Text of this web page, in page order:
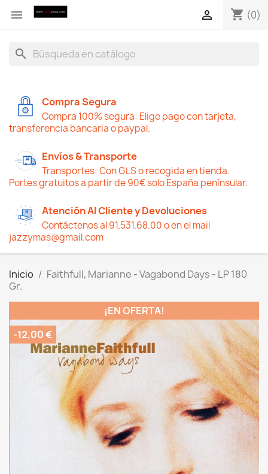
 shopping_cart (0)

search
Compra Segura
Compra 100% segura: Elige pago con tarjeta,
transferencia bancaria o paypal.
Envíos & Transporte
Transportes: Con GLS o recogida en tienda.
Portes gratuitos a partir de 90€ solo España penínsular.
Atención Al Cliente y Devoluciones
Contáctenos al 91.531.68.00 o en el mail
jazzymas@gmail.com
Inicio
Faithfull, Marianne - Vagabond Days - LP 180
Gr.
¡EN OFERTA!
-12,00 €